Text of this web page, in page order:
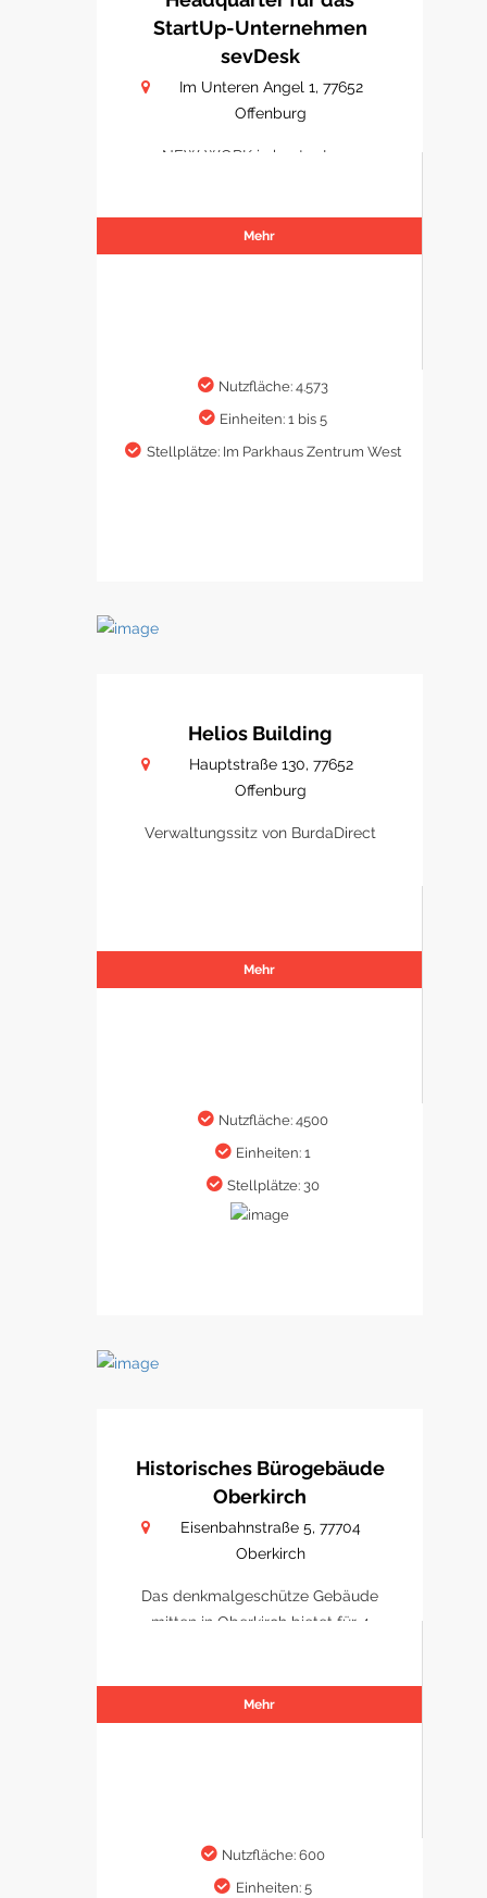
StartUp-Unternehmen
sevDesk
Im Unteren Angel 1, 77652
Offenburg
NEW WORK in bester Lage
Mehr
Nutzfläche: 4.573
Einheiten: 1 bis 5
Stellplätze: Im Parkhaus Zentrum West
Helios Building
Hauptstraße 130, 77652
Offenburg
Verwaltungssitz von BurdaDirect
Mehr
Nutzfläche: 4500
Einheiten: 1
Stellplätze: 30
Historisches Bürogebäude
Oberkirch
Eisenbahnstraße 5, 77704
Oberkirch
Das denkmalgeschütze Gebäude
mitten in Oberkirch bietet für 4
Mehr
Nutzfläche: 600
Einheiten: 5